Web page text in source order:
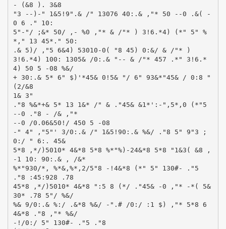
- (&8 ). 3&8
"3 --)-" 1&5!9".& /" 13076 40:.& ,"* 50 --0 .&( -
0 6 ." 10:
5"-"/ ;&* 50/ ,- %0 ,"* & /"* ) 3!6.*4) (*" 5" %
*," 13 45*." 50:
.& 5)/ ,"5 6&4) 53010-0( "8 45) 0:&/ & /"* )
3!6.*4) 100: 1305& /0:.& "-- & /"* 457 .*" 3!6.*
4) 50 5 -08 %&/
+ 30:.& 5* 6" $)'*45& 0!5& "/ 6" 93&*"45& / 0:8 "
(2/&8
1& 3"
."8 %&*+& 5* 13 1&* /" & ."45& &1*':-",5*,0 (*"5
--0 ."8 - /& ,"*
--0 /0.06&50!/ 450 5 -08
-" 4" ,"5"' 3/0:.& /" 1&5!90:.& %&/ ."8 5" 9"3 ;
0:/ " 6:. 45&
5*8 ,*/)5010* 4&*8 5*8 %*"%)-24&*8 5*8 "1&3( &8 ,
-1 10: 90:.& , /&*
%*"930/*, %*&,%*,2/5"8 -!4&*8 (*" 5" 130#- ."5
."8 :45:928 .78
45*8 ,*/)5010* 4&*8 ":5 8 (*/ ."45& -0 ,"* -*( 5&
30* .78 5"/ %&/
%& 9/0:.& %:/ .&*8 %&/ -".# /0:/ :1 $) ,"* 5*8 6
4&*8 ."8 ,"* %&/
-!/0:/ 5" 130#- ."5 ."8